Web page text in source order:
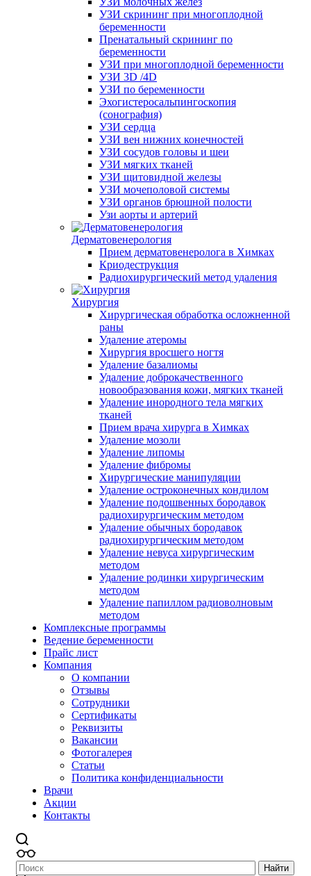
УЗИ скрининг при многоплодной
беременности
Пренатальный скрининг по
беременности
УЗИ при многоплодной беременности
УЗИ 3D /4D
УЗИ по беременности
Эхогистеросальпингоскопия
(сонография)
УЗИ сердца
УЗИ вен нижних конечностей
УЗИ сосудов головы и шеи
УЗИ мягких тканей
УЗИ щитовидной железы
УЗИ мочеполовой системы
УЗИ органов брюшной полости
Узи аорты и артерий
Дерматовенерология
Прием дерматовенеролога в Химках
Криодеструкция
Радиохирургический метод удаления
Хирургия
Хирургическая обработка осложненной
раны
Удаление атеромы
Хирургия вросшего ногтя
Удаление базалиомы
Удаление доброкачественного
новообразования кожи, мягких тканей
Удаление инородного тела мягких
тканей
Прием врача хирурга в Химках
Удаление мозоли
Удаление липомы
Удаление фибромы
Хирургические манипуляции
Удаление остроконечных кондилом
Удаление подошвенных бородавок
радиохирургическим методом
Удаление обычных бородавок
радиохирургическим методом
Удаление невуса хирургическим
методом
Удаление родинки хирургическим
методом
Удаление папиллом радиоволновым
методом
Комплексные программы
Ведение беременности
Прайс лист
Компания
О компании
Отзывы
Сотрудники
Сертификаты
Реквизиты
Вакансии
Фотогалерея
Статьи
Политика конфиденциальности
Врачи
Акции
Контакты
Найти